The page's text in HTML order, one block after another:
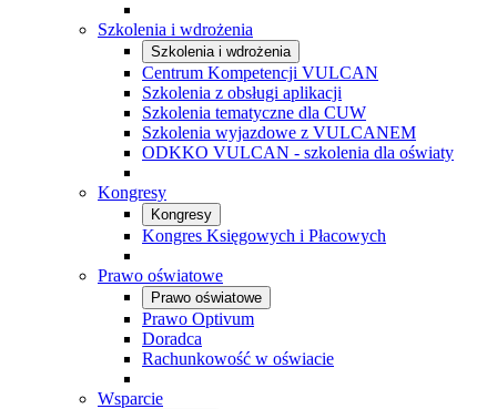
Szkolenia i wdrożenia
Szkolenia i wdrożenia
Centrum Kompetencji VULCAN
Szkolenia z obsługi aplikacji
Szkolenia tematyczne dla CUW
Szkolenia wyjazdowe z VULCANEM
ODKKO VULCAN - szkolenia dla oświaty
Kongresy
Kongresy
Kongres Księgowych i Płacowych
Prawo oświatowe
Prawo oświatowe
Prawo Optivum
Doradca
Rachunkowość w oświacie
Wsparcie